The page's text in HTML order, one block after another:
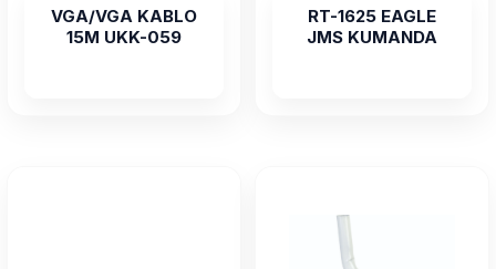
VGA/VGA KABLO
15M UKK-059
RT-1625 EAGLE
JMS KUMANDA